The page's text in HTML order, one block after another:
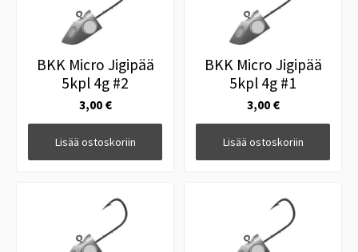
BKK Micro Jigipää
5kpl 4g #2
3,00 €
Lisää ostoskoriin
BKK Micro Jigipää
5kpl 4g #1
3,00 €
Lisää ostoskoriin